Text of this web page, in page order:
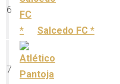
6
Salcedo FC *
7